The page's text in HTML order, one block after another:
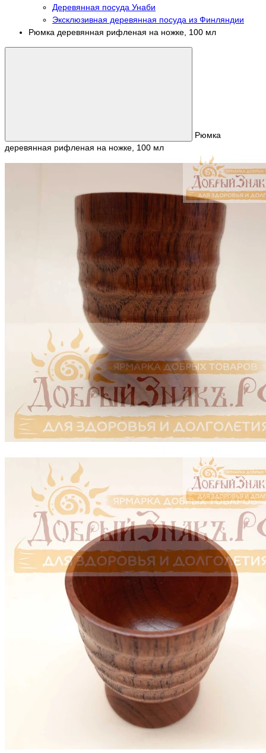
Деревянная посуда Унаби
Эксклюзивная деревянная посуда из Финляндии
Рюмка деревянная рифленая на ножке, 100 мл
Рюмка
деревянная рифленая на ножке, 100 мл